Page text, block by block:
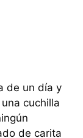
de un día y
cuchilla
de carita